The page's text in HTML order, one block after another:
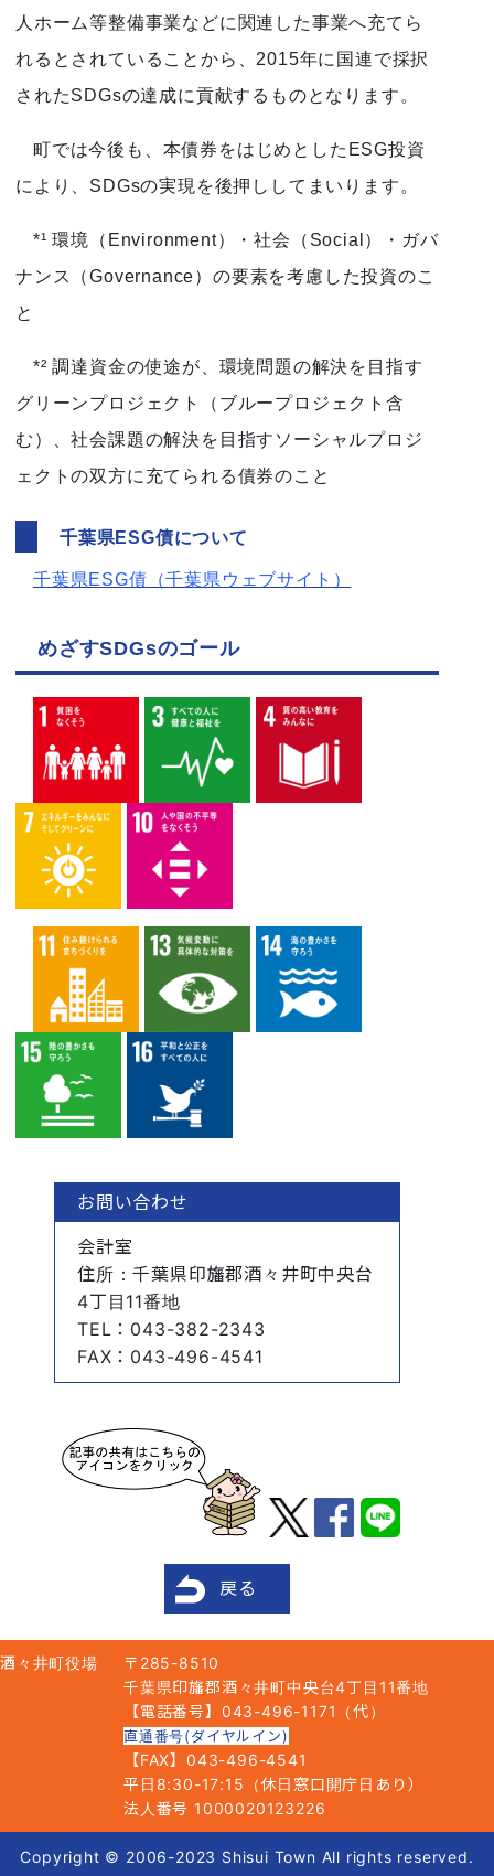
人ホーム等整備事業などに関連した事業へ充てら
れるとされていることから、2015年に国連で採択
されたSDGsの達成に貢献するものとなります。
町では今後も、本債券をはじめとしたESG投資
により、SDGsの実現を後押ししてまいります。
*¹ 環境（Environment）・社会（Social）・ガバ
ナンス（Governance）の要素を考慮した投資のこ
と
*² 調達資金の使途が、環境問題の解決を目指す
グリーンプロジェクト（ブループロジェクト含
む）、社会課題の解決を目指すソーシャルプロジ
ェクトの双方に充てられる債券のこと
千葉県ESG債について
千葉県ESG債（千葉県ウェブサイト）
めざすSDGsのゴール
お問い合わせ
会計室
住所 ：千葉県印旛郡酒々井町中央台
4丁目11番地
TEL ：043-382-2343
FAX ：043-496-4541
戻る
酒々井町役場
〒285-8510
千葉県印旛郡酒々井町中央台4丁目11番地
【電話番号】043-496-1171（代）
直通番号(ダイヤルイン)
【FAX】043-496-4541
平日8:30-17:15（休日窓口開庁日あり）
法人番号 1000020123226
Copyright © 2006-2023 Shisui Town All rights reserved.